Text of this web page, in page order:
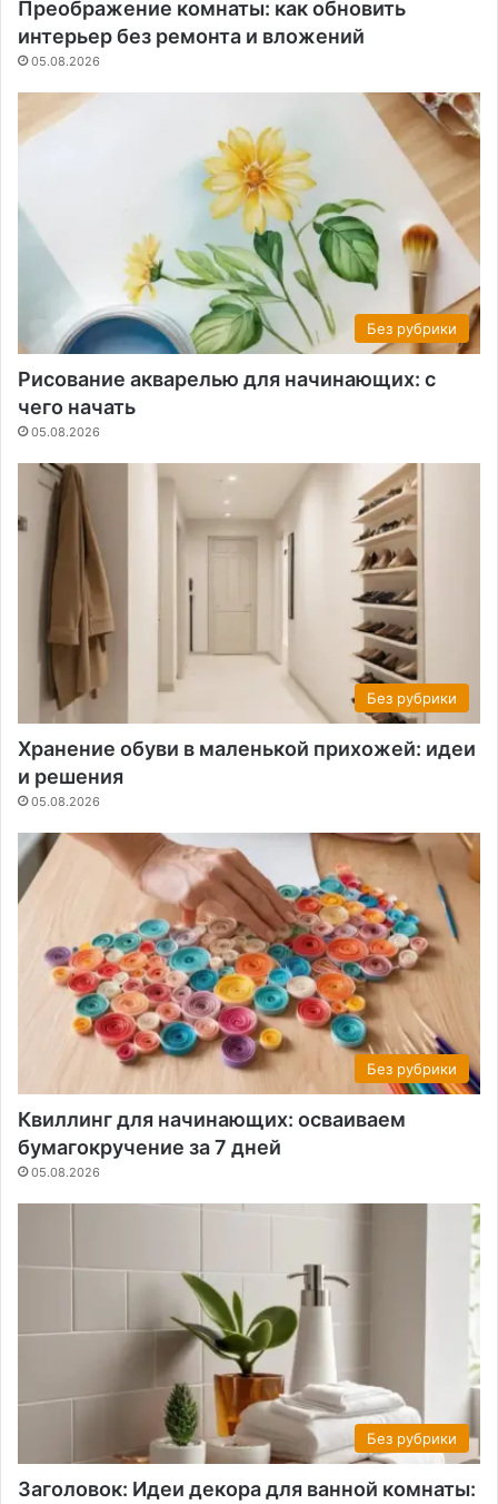
Преображение комнаты: как обновить
интерьер без ремонта и вложений
05.08.2026
Без рубрики
Рисование акварелью для начинающих: с
чего начать
05.08.2026
Без рубрики
Хранение обуви в маленькой прихожей: идеи
и решения
05.08.2026
Без рубрики
Квиллинг для начинающих: осваиваем
бумагокручение за 7 дней
05.08.2026
Без рубрики
Заголовок: Идеи декора для ванной комнаты: